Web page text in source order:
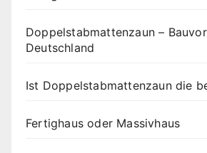
Doppelstabmattenzaun –
Deutschland
Ist Doppelstabmattenzaun die
Fertighaus oder Massivhaus